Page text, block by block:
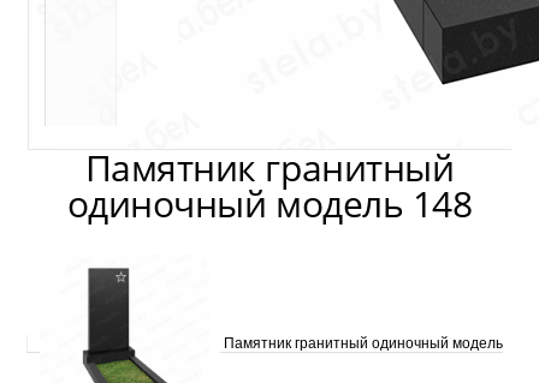
Памятник гранитный
одиночный модель 148
Памятник гранитный одиночный модель